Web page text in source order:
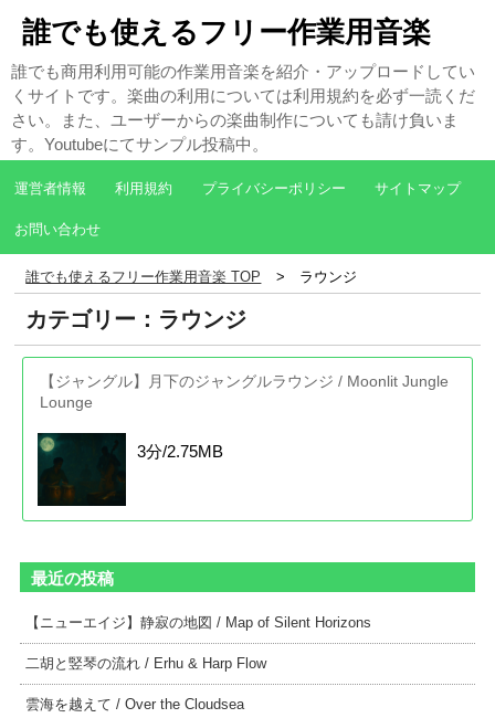
誰でも使えるフリー作業用音楽
誰でも商用利用可能の作業用音楽を紹介・アップロードしてい
くサイトです。楽曲の利用については利用規約を必ず一読くだ
さい。また、ユーザーからの楽曲制作についても請け負いま
す。Youtubeにてサンプル投稿中。
運営者情報 利用規約 プライバシーポリシー サイトマップ
お問い合わせ
誰でも使えるフリー作業用音楽 TOP ラウンジ
カテゴリー：ラウンジ
【ジャングル】月下のジャングルラウンジ / Moonlit Jungle
Lounge
3分/2.75MB
最近の投稿
【ニューエイジ】静寂の地図 / Map of Silent Horizons
二胡と竪琴の流れ / Erhu & Harp Flow
雲海を越えて / Over the Cloudsea